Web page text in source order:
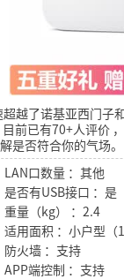
越了诺基亚西门
目前已有70+人评价
是否符合你的气场。
LAN口数量 ：其他
是否有USB接口 ：是
重量（kg） ：2.4
适用面积 ：小户型（
防火墙 ：支持
APP端控制 ：支持